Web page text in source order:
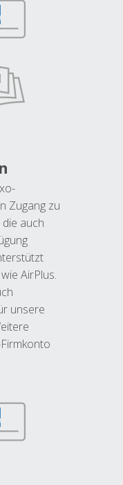
Zugang zu
auch
AirPlus.
unsere